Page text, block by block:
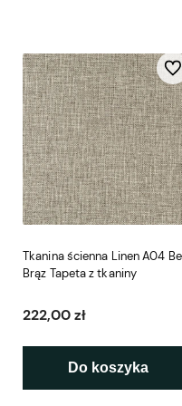
Tkanina ścienna Linen A04
Brąz Tapeta z tkaniny
222,00 zł
Do koszyka
Do